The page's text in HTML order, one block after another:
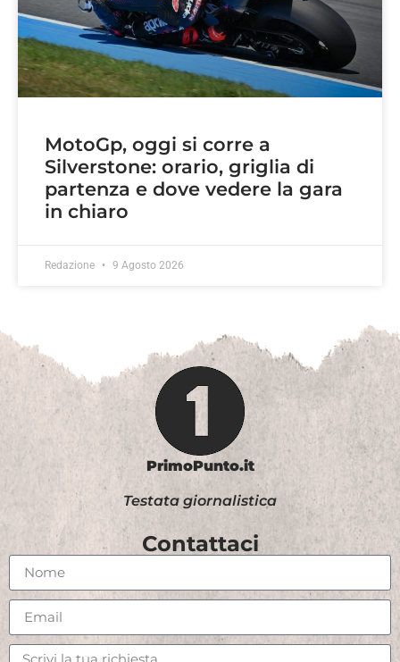
MotoGp, oggi si corre a
Silverstone: orario, griglia di
partenza e dove vedere la gara
in chiaro
Redazione 9 Agosto 2026
PrimoPunto.it
Testata giornalistica
Contattaci